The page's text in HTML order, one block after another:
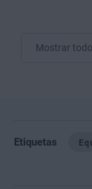
Mostrar
Etiquetas